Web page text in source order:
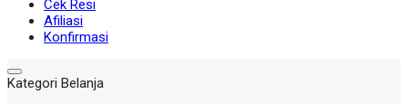
Cek Resi
Afiliasi
Konfirmasi
Kategori Belanja